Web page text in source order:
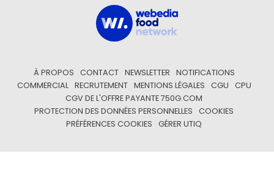
À PROPOS CONTACT NEWSLETTER
NOTIFICATIONS
COMMERCIAL
RECRUTEMENT MENTIONS LÉGALES CGU
CPU
CGV DE L'OFFRE PAYANTE 750G.COM
PROTECTION DES DONNÉES PERSONNELLES
COOKIES
PRÉFÉRENCES COOKIES
GÉRER UTIQ